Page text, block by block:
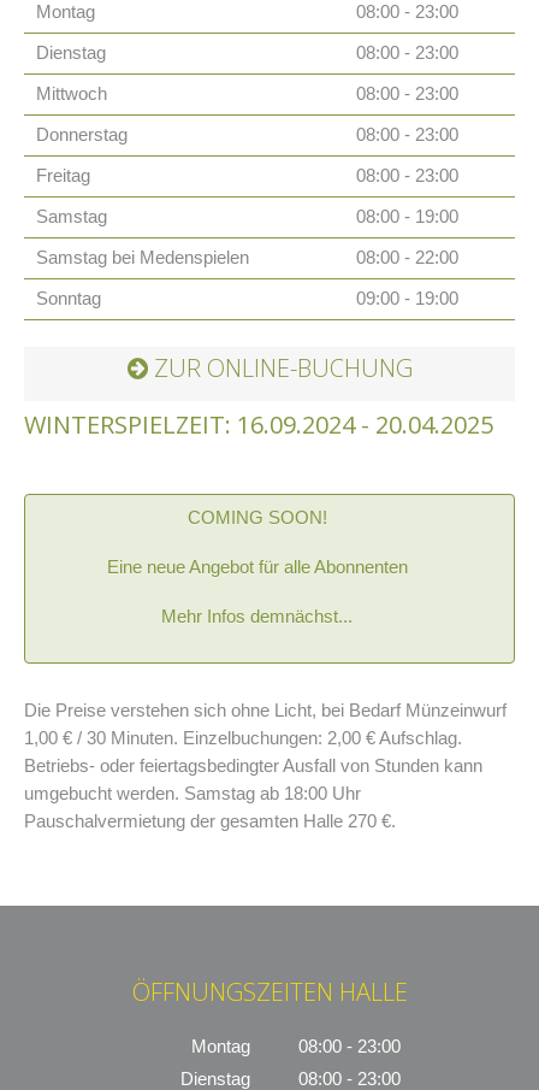
Montag 08:00 - 23:00
Dienstag 08:00 - 23:00
Mittwoch 08:00 - 23:00
Donnerstag 08:00 - 23:00
Freitag 08:00 - 23:00
Samstag 08:00 - 19:00
Samstag bei Medenspielen 08:00 - 22:00
Sonntag 09:00 - 19:00
ZUR ONLINE-BUCHUNG
WINTERSPIELZEIT: 16.09.2024 - 20.04.2025
COMING SOON!
Eine neue Angebot für alle Abonnenten
Mehr Infos demnächst...
Die Preise verstehen sich ohne Licht, bei Bedarf Münzeinwurf
1,00 € / 30 Minuten. Einzelbuchungen: 2,00 € Aufschlag.
Betriebs- oder feiertagsbedingter Ausfall von Stunden kann
umgebucht werden. Samstag ab 18:00 Uhr
Pauschalvermietung der gesamten Halle 270 €.
ÖFFNUNGSZEITEN HALLE
Montag
08:00 - 23:00
Dienstag
08:00 - 23:00